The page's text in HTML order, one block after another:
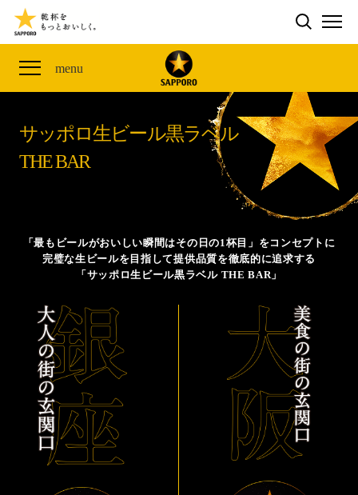
検索する
menu
THE PERFECT 黒ラベル WAGON 出展FES
ザ・パーフェクト黒ラベル アワード
「満天☆青空レストラン」コラボキャンペーン
山本由伸選手応援プロジェクト「GET A STAR
YOSHINOBU」
黒ラベル×『エヴァンゲリオン』30th Anniv.
サッポロ生ビール黒ラベル 『THE STAR JAM』
「丸くなるな、☆星になれ。」限定デザイン缶数量限
定発売
サッポロ生ビール黒ラベル THE SHOP
CLUB 黒ラベル
サッポロ生ビール黒ラベル
オカズデザインが提案する
ザ・パーフェクト黒ラベル
サッポロ生ビール黒ラベル THE BAR
ザ・パーフェクト黒ラベルが飲めるお店
CLUB 黒ラベル
サッポロ生ビール黒ラベル
THE BAR
「最もビールがおいしい瞬間はその日の1杯目」をコンセプトに
完璧な生ビールを目指して提供品質を徹底的に追求する
「サッポロ生ビール黒ラベル THE BAR」